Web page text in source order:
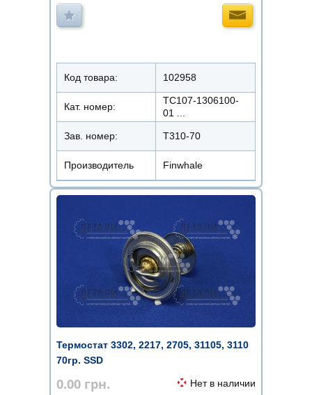
Код товара: 102958
Кат. номер:
ТС107-1306100-
01 ...
Зав. номер: T310-70
Производитель Finwhale
Термостат 3302, 2217, 2705, 31105, 3110
70гр. SSD
0.00 грн. Нет в наличии